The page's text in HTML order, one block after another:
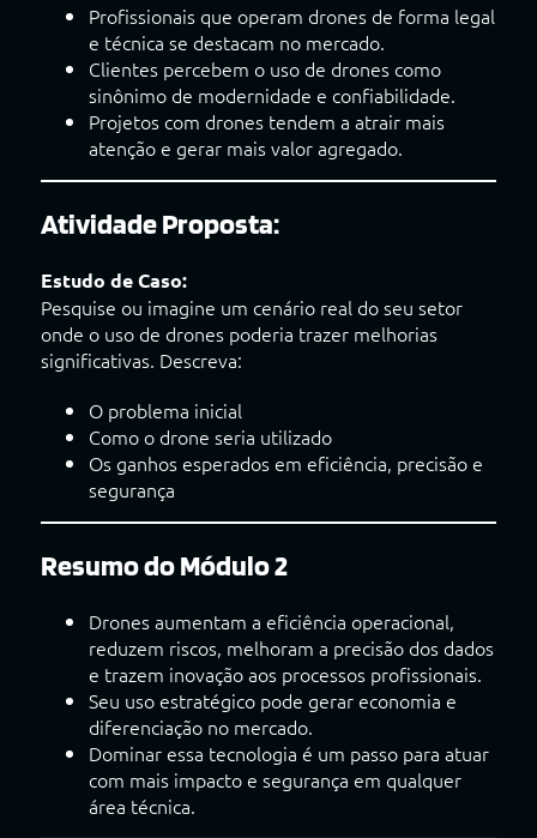
Profissionais que operam drones de forma legal
e técnica se destacam no mercado.
Clientes percebem o uso de drones como
sinônimo de modernidade e confiabilidade.
Projetos com drones tendem a atrair mais
atenção e gerar mais valor agregado.
Atividade Proposta:
Estudo de Caso:
Pesquise ou imagine um cenário real do seu setor
onde o uso de drones poderia trazer melhorias
significativas. Descreva:
O problema inicial
Como o drone seria utilizado
Os ganhos esperados em eficiência, precisão e
segurança
Resumo do Módulo 2
Drones aumentam a eficiência operacional,
reduzem riscos, melhoram a precisão dos dados
e trazem inovação aos processos profissionais.
Seu uso estratégico pode gerar economia e
diferenciação no mercado.
Dominar essa tecnologia é um passo para atuar
com mais impacto e segurança em qualquer
área técnica.